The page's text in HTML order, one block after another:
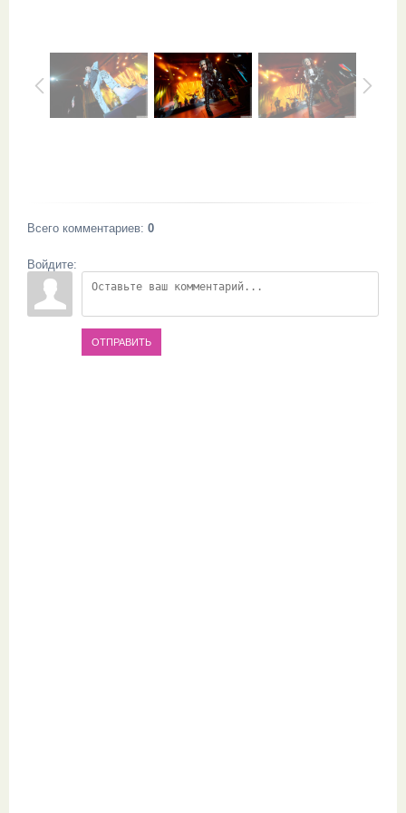
Всего комментариев: 0
Войдите:
ОТПРАВИТЬ